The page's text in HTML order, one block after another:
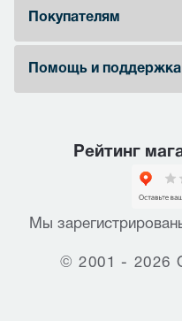
Покупателям
Помощь и поддержка
Рейтинг
Мы
© 2001 -